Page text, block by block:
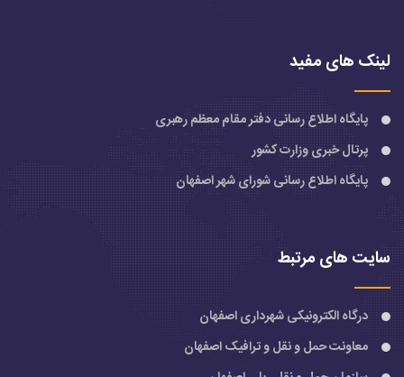
لینک های مفید
پایگاه اطلاع رسانی دفتر مقام معظم رهبری
پرتال خبری وزارت کشور
پایگاه اطلاع رسانی شورای شهر اصفهان
سایت های مرتبط
درگاه الکترونیکی شهرداری اصفهان
معاونت حمل و نقل و ترافیک اصفهان